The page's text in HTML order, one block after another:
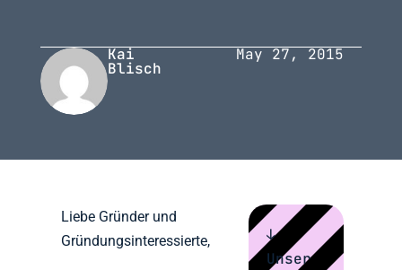
Kai
Blisch
May 27, 2015
Liebe Gründer und
Gründungsinteressierte,
↓
Unser